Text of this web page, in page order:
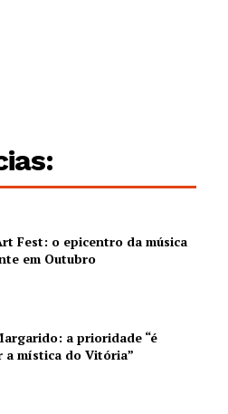
Fest: o epicentro da música
em Outubro
a prioridade “é
a mística do Vitória”